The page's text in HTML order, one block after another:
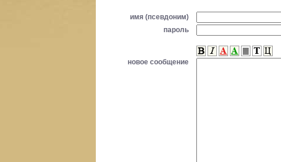
имя (псевдоним)
пароль
новое сообщение